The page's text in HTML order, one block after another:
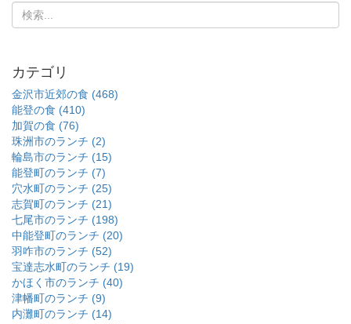
カテゴリ
金沢市近郊の食 (468)
能登の食 (410)
加賀の食 (76)
珠洲市のランチ (2)
輪島市のランチ (15)
能登町のランチ (7)
穴水町のランチ (25)
志賀町のランチ (21)
七尾市のランチ (198)
中能登町のランチ (20)
羽咋市のランチ (52)
宝達志水町のランチ (19)
かほく市のランチ (40)
津幡町のランチ (9)
内灘町のランチ (14)